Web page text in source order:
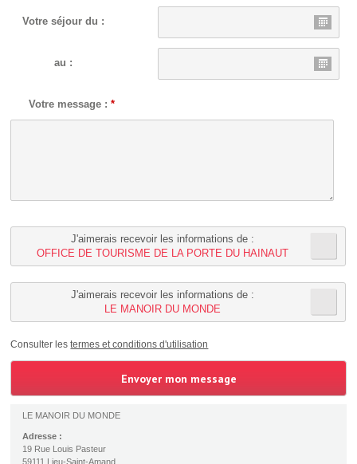
Votre séjour du :
au :
Votre message : *
J'aimerais recevoir les informations de :
OFFICE DE TOURISME DE LA PORTE DU HAINAUT
J'aimerais recevoir les informations de :
LE MANOIR DU MONDE
Consulter lestermes et conditions d'utilisation
LE MANOIR DU MONDE
Adresse :
19 Rue Louis Pasteur
59111 Lieu-Saint-Amand